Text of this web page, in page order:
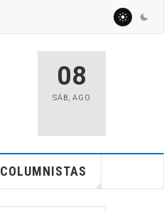
08
SÁB, AGO
COLUMNISTAS